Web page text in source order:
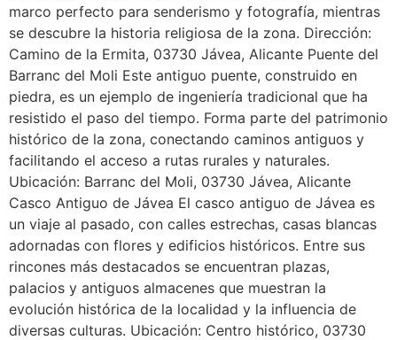
marco perfecto para senderismo y fotografía, mientras
se descubre la historia religiosa de la zona. Dirección:
Camino de la Ermita, 03730 Jávea, Alicante Puente del
Barranc del Moli Este antiguo puente, construido en
piedra, es un ejemplo de ingeniería tradicional que ha
resistido el paso del tiempo. Forma parte del patrimonio
histórico de la zona, conectando caminos antiguos y
facilitando el acceso a rutas rurales y naturales.
Ubicación: Barranc del Moli, 03730 Jávea, Alicante
Casco Antiguo de Jávea El casco antiguo de Jávea es
un viaje al pasado, con calles estrechas, casas blancas
adornadas con flores y edificios históricos. Entre sus
rincones más destacados se encuentran plazas,
palacios y antiguos almacenes que muestran la
evolución histórica de la localidad y la influencia de
diversas culturas. Ubicación: Centro histórico, 03730